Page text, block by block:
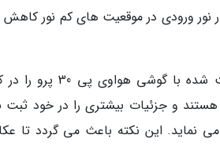
وقتی تصاویر
نماید. این نکته باعث می گردد تا